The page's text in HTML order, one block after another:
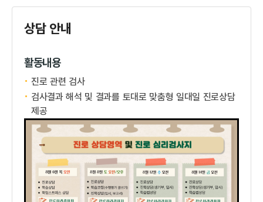
상담 안내
활동내용
진로 관련 검사
검사결과 해석 및 결과를 토대로 맞춤형 일대일 진로상담
제공